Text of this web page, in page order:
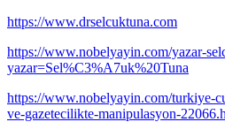
https://www.drselcuktuna.com
https://www.nobelyayin.com/yazar-
yazar=Sel%C3%A7uk%20Tuna
https://www.nobelyayin.com/turkiye-
ve-gazetecilikte-manipulasyon-